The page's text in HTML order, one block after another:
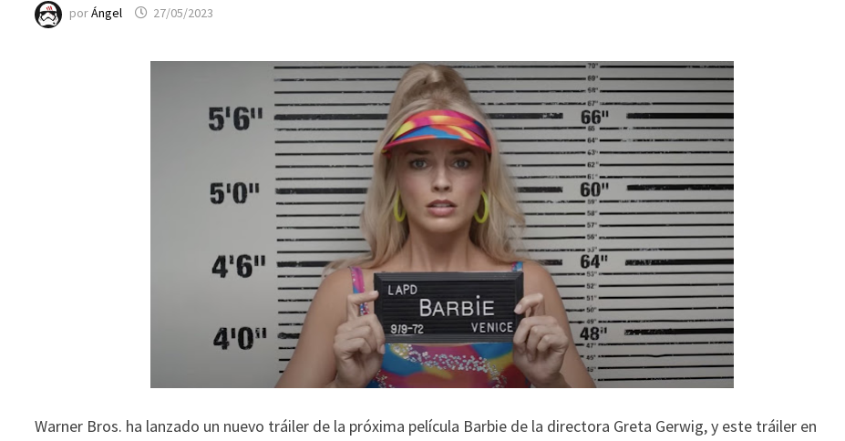
porÁngel 27/05/2023
Warner Bros. ha lanzado un nuevo tráiler de la próxima película Barbie de la directora Greta Gerwig, y este tráiler en